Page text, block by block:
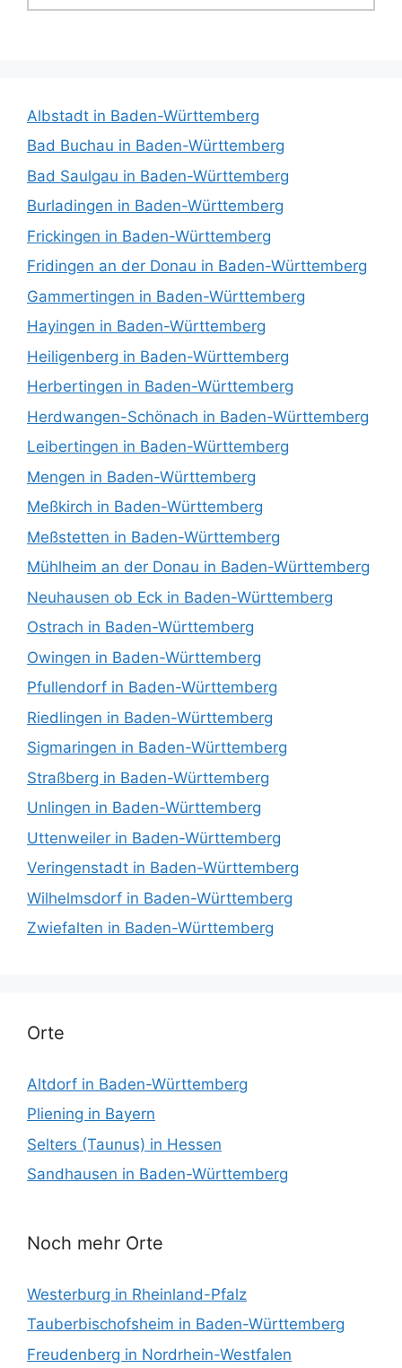
Albstadt in Baden-Württemberg
Bad Buchau in Baden-Württemberg
Bad Saulgau in Baden-Württemberg
Burladingen in Baden-Württemberg
Frickingen in Baden-Württemberg
Fridingen an der Donau in Baden-Württemberg
Gammertingen in Baden-Württemberg
Hayingen in Baden-Württemberg
Heiligenberg in Baden-Württemberg
Herbertingen in Baden-Württemberg
Herdwangen-Schönach in Baden-Württemberg
Leibertingen in Baden-Württemberg
Mengen in Baden-Württemberg
Meßkirch in Baden-Württemberg
Meßstetten in Baden-Württemberg
Mühlheim an der Donau in Baden-Württemberg
Neuhausen ob Eck in Baden-Württemberg
Ostrach in Baden-Württemberg
Owingen in Baden-Württemberg
Pfullendorf in Baden-Württemberg
Riedlingen in Baden-Württemberg
Sigmaringen in Baden-Württemberg
Straßberg in Baden-Württemberg
Unlingen in Baden-Württemberg
Uttenweiler in Baden-Württemberg
Veringenstadt in Baden-Württemberg
Wilhelmsdorf in Baden-Württemberg
Zwiefalten in Baden-Württemberg
Orte
Altdorf in Baden-Württemberg
Pliening in Bayern
Selters (Taunus) in Hessen
Sandhausen in Baden-Württemberg
Noch mehr Orte
Westerburg in Rheinland-Pfalz
Tauberbischofsheim in Baden-Württemberg
Freudenberg in Nordrhein-Westfalen